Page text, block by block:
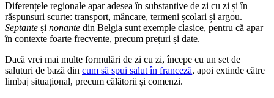
Diferențele regionale apar adesea în substantive de zi cu zi și în
răspunsuri scurte: transport, mâncare, termeni școlari și argou.
Septante și nonante din Belgia sunt exemple clasice, pentru că apar
în contexte foarte frecvente, precum prețuri și date.
Dacă vrei mai multe formulări de zi cu zi, începe cu un set de
saluturi de bază din cum să spui salut în franceză, apoi extinde către
limbaj situațional, precum călătorii și comenzi.